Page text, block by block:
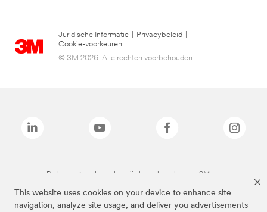
This website uses cookies on your device to enhance site
navigation, analyze site usage, and deliver you advertisements
Juridische Informatie Privacybeleid
Cookie-voorkeuren
© 3M 2026. Alle rechten voorbehouden.
De bovenstaande merken zijn handelsmerken van 3M.we